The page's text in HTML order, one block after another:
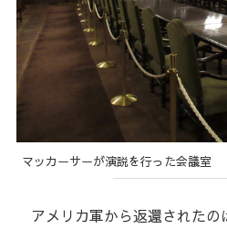
マッカーサーが演説を行った会議室
アメリカ軍から返還されたの